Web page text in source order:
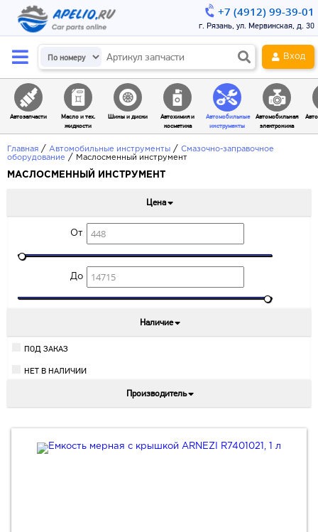
Вход
Автозапчасти
Масло и тех.
жидкости
Шины и диски
Автохимия и
косметика
Автомобильные
инструменты
Автомобильная
электроника
Главная / Автомобильные инструменты / Смазочно-заправочное
оборудование / Маслосменный инструмент
МАСЛОСМЕННЫЙ ИНСТРУМЕНТ
Цена
От
До
Наличие
ПОД ЗАКАЗ
НЕТ В НАЛИЧИИ
Производитель
+7 (4912) 99-39-01
г. Рязань, ул. Мервинская, д. 30